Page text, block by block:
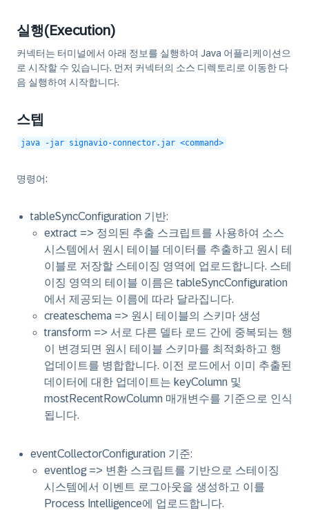
실행(Execution)
커넥터는 터미널에서 아래 정보를 실행하여 Java 어플리케이션으
로 시작할 수 있습니다. 먼저 커넥터의 소스 디렉토리로 이동한 다
음 실행하여 시작합니다.
스텝
java -jar signavio-connector.jar <command>
명령어:
tableSyncConfiguration 기반:
extract => 정의된 추출 스크립트를 사용하여 소스
시스템에서 원시 테이블 데이터를 추출하고 원시 테
이블로 저장할 스테이징 영역에 업로드합니다. 스테
이징 영역의 테이블 이름은 tableSyncConfiguration
에서 제공되는 이름에 따라 달라집니다.
createschema => 원시 테이블의 스키마 생성
transform => 서로 다른 델타 로드 간에 중복되는 행
이 변경되면 원시 테이블 스키마를 최적화하고 행
업데이트를 병합합니다. 이전 로드에서 이미 추출된
데이터에 대한 업데이트는 keyColumn 및
mostRecentRowColumn 매개변수를 기준으로 인식
됩니다.
eventCollectorConfiguration 기준:
eventlog => 변환 스크립트를 기반으로 스테이징
시스템에서 이벤트 로그아웃을 생성하고 이를
Process Intelligence에 업로드합니다.